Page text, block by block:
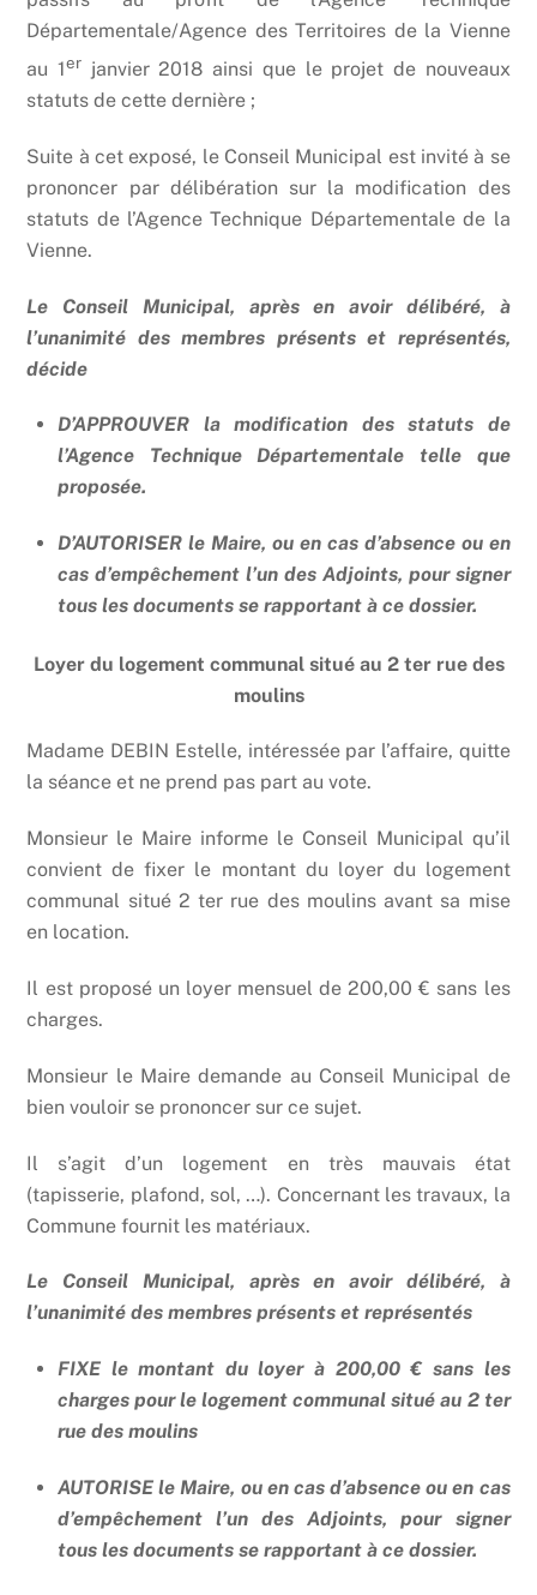
Départementale/Agence des Territoires de la Vienne
au 1er janvier 2018 ainsi que le projet de nouveaux
statuts de cette dernière ;
Suite à cet exposé, le Conseil Municipal est invité à se
prononcer par délibération sur la modification des
statuts de l’Agence Technique Départementale de la
Vienne.
Le Conseil Municipal, après en avoir délibéré, à
l’unanimité des membres présents et représentés,
décide
D’APPROUVER la modification des statuts de
l’Agence Technique Départementale telle que
proposée.
D’AUTORISER le Maire, ou en cas d’absence ou en
cas d’empêchement l’un des Adjoints, pour signer
tous les documents se rapportant à ce dossier.
Loyer du logement communal situé au 2 ter rue des
moulins
Madame DEBIN Estelle, intéressée par l’affaire, quitte
la séance et ne prend pas part au vote.
Monsieur le Maire informe le Conseil Municipal qu’il
convient de fixer le montant du loyer du logement
communal situé 2 ter rue des moulins avant sa mise
en location.
Il est proposé un loyer mensuel de 200,00 € sans les
charges.
Monsieur le Maire demande au Conseil Municipal de
bien vouloir se prononcer sur ce sujet.
Il s’agit d’un logement en très mauvais état
(tapisserie, plafond, sol, …). Concernant les travaux, la
Commune fournit les matériaux.
Le Conseil Municipal, après en avoir délibéré, à
l’unanimité des membres présents et représentés
FIXE le montant du loyer à 200,00 € sans les
charges pour le logement communal situé au 2 ter
rue des moulins
AUTORISE le Maire, ou en cas d’absence ou en cas
d’empêchement l’un des Adjoints, pour signer
tous les documents se rapportant à ce dossier.